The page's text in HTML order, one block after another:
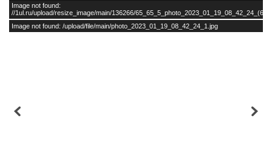
Image not found:
//1ul.ru/upload/resize_image/main/136266/
Image not found: /upload/file/main/photo_2023_01_19_08_42_24_1.jpg